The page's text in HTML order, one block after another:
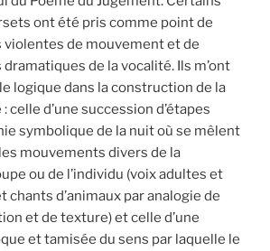
ont été pris comme point de
violentes de mouvement et de
de la vocalité. Ils m’ont
logique dans la construction de la
celle d’une succession d’étapes
symbolique de la nuit où se mêlent
mouvements divers de la
ou de l’individu (voix adultes et
chants d’animaux par analogie de
et de texture) et celle d’une
et tamisée du sens par laquelle le